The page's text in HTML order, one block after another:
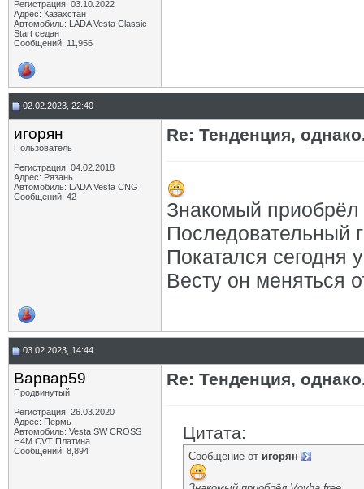
Регистрация: 03.10.2022
Адрес: Казахстан
Автомобиль: LADA Vesta Classic
Start седан
Сообщений: 11,956
02.02.2023, 22:40
игорян
Пользователь
Регистрация: 04.02.2018
Адрес: Рязань
Автомобиль: LADA Vesta CNG
Сообщений: 42
Re: Тенденция,
Знакомый приобрёл
Последовательный
Покатался сегодня
Весту он меняться
03.02.2023, 14:44
Варвар59
Продвинутый
Регистрация: 26.03.2020
Адрес: Пермь
Автомобиль: Vesta SW CROSS
H4M CVT Платина
Сообщений: 8,894
Re: Тенденция,
Цитата:
Сообщение от игорян